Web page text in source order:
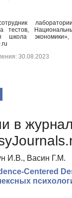
тестов,
школа экономики»,
30.08.2023
в
И.В., Васин Г.М.
Centered